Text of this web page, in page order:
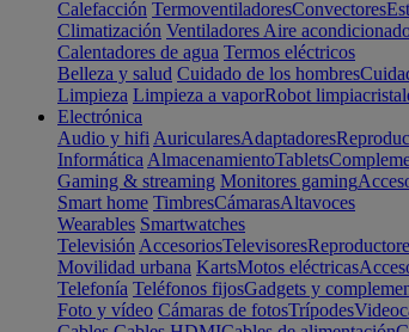
Calefacción TermoventiladoresConvectores
Climatización Ventiladores Aire
Calentadores de agua Termos eléctricos
Belleza y salud Cuidado de los hombres
Limpieza Limpieza a vaporRobot
Electrónica
Audio y hifi AuricularesAdaptadores
Informática AlmacenamientoTablets
Gaming & streaming Monitores gaming
Smart home TimbresCámarasAltavoces
Wearables Smartwatches
Televisión AccesoriosTelevisores
Movilidad urbana KartsMotos eléctricas
Telefonía Teléfonos fijosGadgets y
Foto y vídeo Cámaras de fotosTrípodes